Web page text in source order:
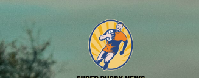
Aller
contenu